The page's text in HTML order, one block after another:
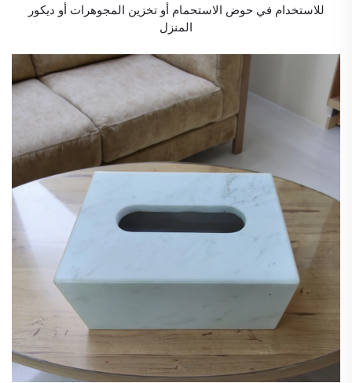
للاستخدام في حوض الاستحمام أو تخزين المجوهرات أو ديكور
المنزل